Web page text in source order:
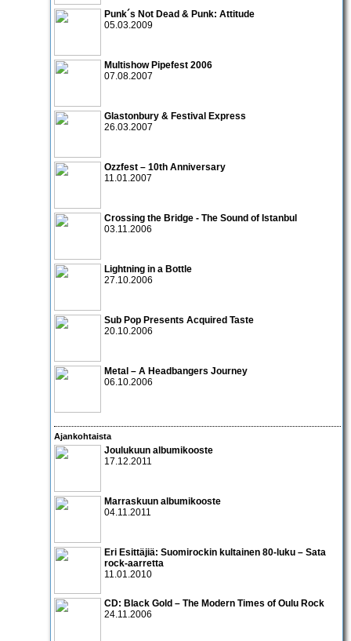
Punk´s Not Dead & Punk: Attitude
05.03.2009
Multishow Pipefest 2006
07.08.2007
Glastonbury & Festival Express
26.03.2007
Ozzfest – 10th Anniversary
11.01.2007
Crossing the Bridge - The Sound of Istanbul
03.11.2006
Lightning in a Bottle
27.10.2006
Sub Pop Presents Acquired Taste
20.10.2006
Metal – A Headbangers Journey
06.10.2006
Ajankohtaista
Joulukuun albumikooste
17.12.2011
Marraskuun albumikooste
04.11.2011
Eri Esittäjiä: Suomirockin kultainen 80-luku – Sata
rock-aarretta
11.01.2010
CD: Black Gold – The Modern Times of Oulu Rock
24.11.2006